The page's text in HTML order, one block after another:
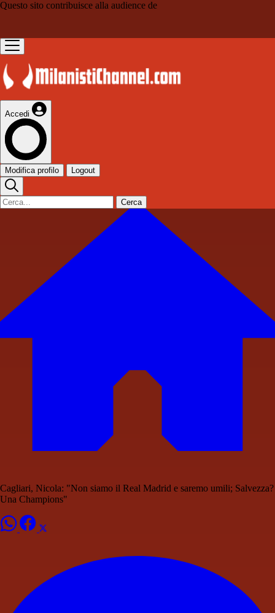
Questo sito contribuisce alla audience de
Accedi
Modifica profilo Logout
Cerca
Cagliari, Nicola: "Non siamo il Real Madrid e saremo umili; Salvezza?
Una Champions"